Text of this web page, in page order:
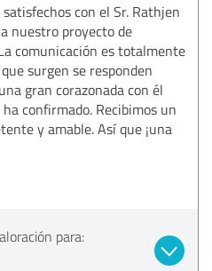
con el Sr. Rathjen
nuestro proyecto de
comunicación es totalmente
surgen se responden
gran corazonada con él
confirmado. Recibimos un
y amable. Así que ¡una
para: